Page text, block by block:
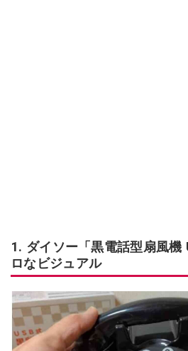
1. ダイソー「黒電話型扇風機
ロなビジュアル